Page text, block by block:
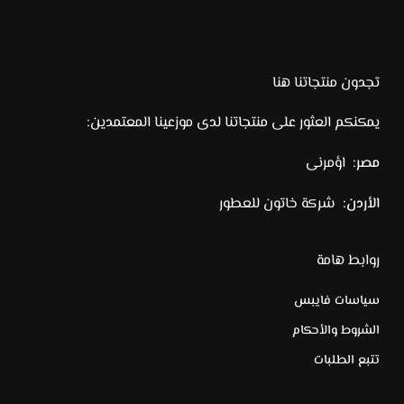
تجدون منتجاتنا هنا
يمكنكم العثور على منتجاتنا لدى موزعينا المعتمدين:
مصر: اؤمرنى
الأردن: شركة خاتون للعطور
روابط هامة
سياسات فايبس
الشروط والأحكام
تتبع الطلبات